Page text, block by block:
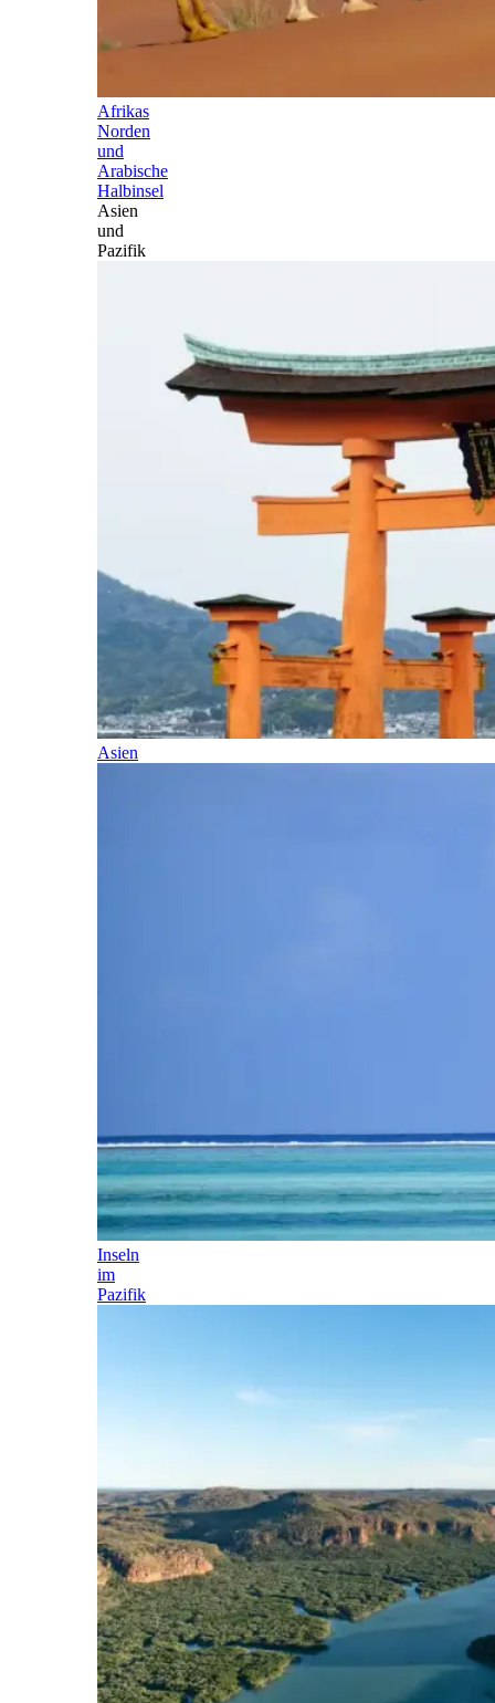
Afrikas
Norden
und
Arabische
Halbinsel
Asien
und
Pazifik
Asien
Inseln
im
Pazifik